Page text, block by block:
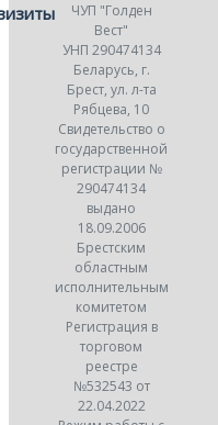
ЧУП "Голден
Вест"
УНП 290474134
Беларусь, г.
Брест, ул. л-та
Рябцева, 10
Свидетельство о
государственной
регистрации №
290474134
выдано
18.09.2006
Брестским
областным
исполнительным
комитетом
Регистрация в
торговом
реестре
№532543 от
22.04.2022